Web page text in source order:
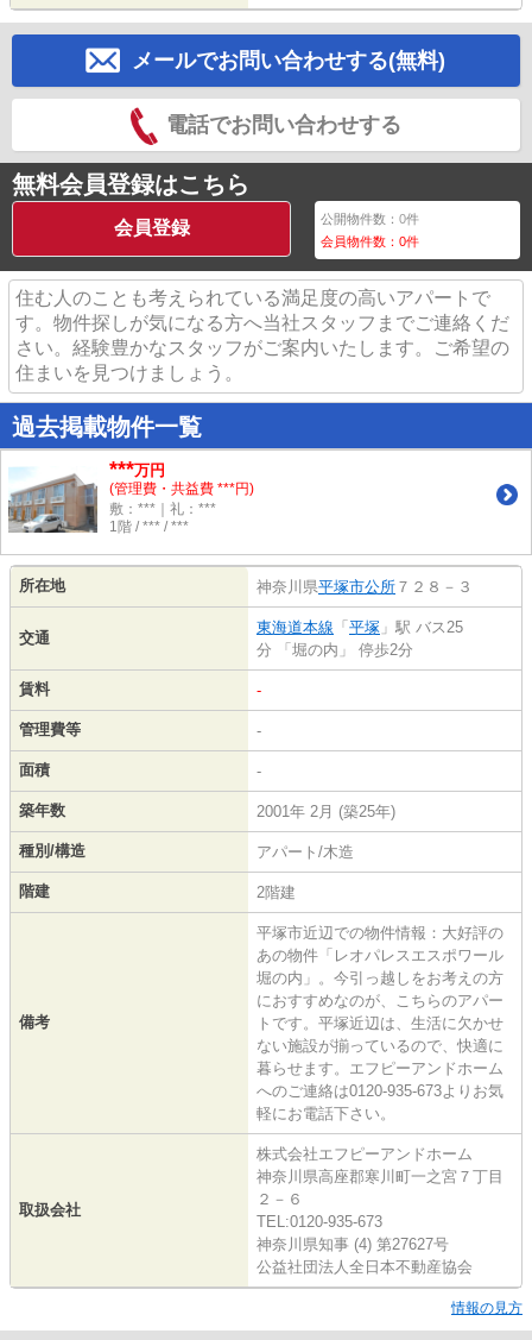
メールでお問い合わせする(無料)
電話でお問い合わせする
無料会員登録はこちら
会員登録 公開物件数：0件
会員物件数：0件
住む人のことも考えられている満足度の高いアパートで
す。物件探しが気になる方へ当社スタッフまでご連絡くだ
さい。経験豊かなスタッフがご案内いたします。ご希望の
住まいを見つけましょう。
過去掲載物件一覧
***万円
(管理費・共益費 ***円)
敷：***｜礼：***
1階 / *** / ***
所在地 神奈川県平塚市公所 ７２８－３
交通
東海道本線 「 平塚 」駅 バス25
分 「堀の内」 停歩2分
賃料 -
管理費等 -
面積 -
築年数 2001年 2月 (築25年)
種別/構造 アパート/木造
階建 2階建
備考
平塚市近辺での物件情報：大好評の
あの物件「レオパレスエスポワール
堀の内」。今引っ越しをお考えの方
におすすめなのが、こちらのアパー
トです。平塚近辺は、生活に欠かせ
ない施設が揃っているので、快適に
暮らせます。エフピーアンドホーム
へのご連絡は0120-935-673よりお気
軽にお電話下さい。
取扱会社
株式会社エフピーアンドホーム
神奈川県高座郡寒川町一之宮７丁目
２－６
TEL:0120-935-673
神奈川県知事 (4) 第27627号
公益社団法人全日本不動産協会
情報の見方